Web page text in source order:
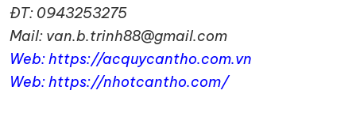
ĐT: 0943253275
Mail: van.b.trinh88@gmail.com
Web: https://acquycantho.com.vn
Web: https://nhotcantho.com/